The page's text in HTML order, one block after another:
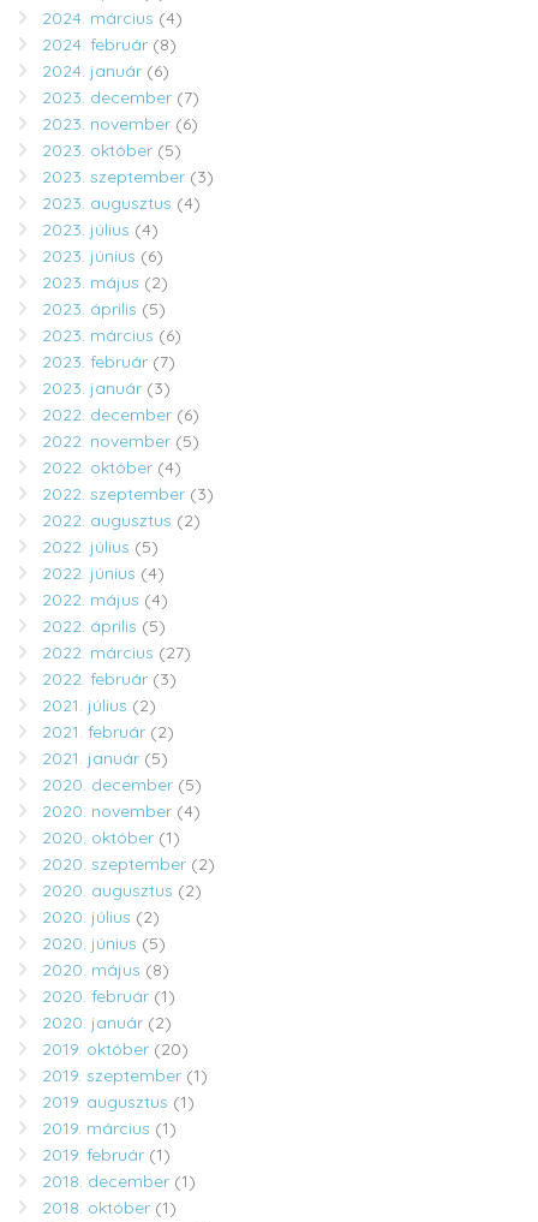
2024. március (4)
2024. február (8)
2024. január (6)
2023. december (7)
2023. november (6)
2023. október (5)
2023. szeptember (3)
2023. augusztus (4)
2023. július (4)
2023. június (6)
2023. május (2)
2023. április (5)
2023. március (6)
2023. február (7)
2023. január (3)
2022. december (6)
2022. november (5)
2022. október (4)
2022. szeptember (3)
2022. augusztus (2)
2022. július (5)
2022. június (4)
2022. május (4)
2022. április (5)
2022. március (27)
2022. február (3)
2021. július (2)
2021. február (2)
2021. január (5)
2020. december (5)
2020. november (4)
2020. október (1)
2020. szeptember (2)
2020. augusztus (2)
2020. július (2)
2020. június (5)
2020. május (8)
2020. február (1)
2020. január (2)
2019. október (20)
2019. szeptember (1)
2019. augusztus (1)
2019. március (1)
2019. február (1)
2018. december (1)
2018. október (1)